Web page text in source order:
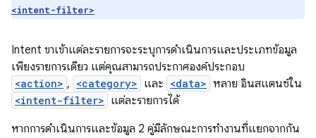
<intent-filter>
Intent ขาเข้าแต่ละรายการจะระบุการดำเนินการและประเภทข้อมูล
เพียงรายการเดียว แต่คุณสามารถประกาศองค์ประกอบ
<action> , <category> และ <data> หลาย อินสแตนซ์ใน
<intent-filter> แต่ละรายการได้
หากการดำเนินการและข้อมูล 2 คู่มีลักษณะการทำงานที่แยกจากกัน